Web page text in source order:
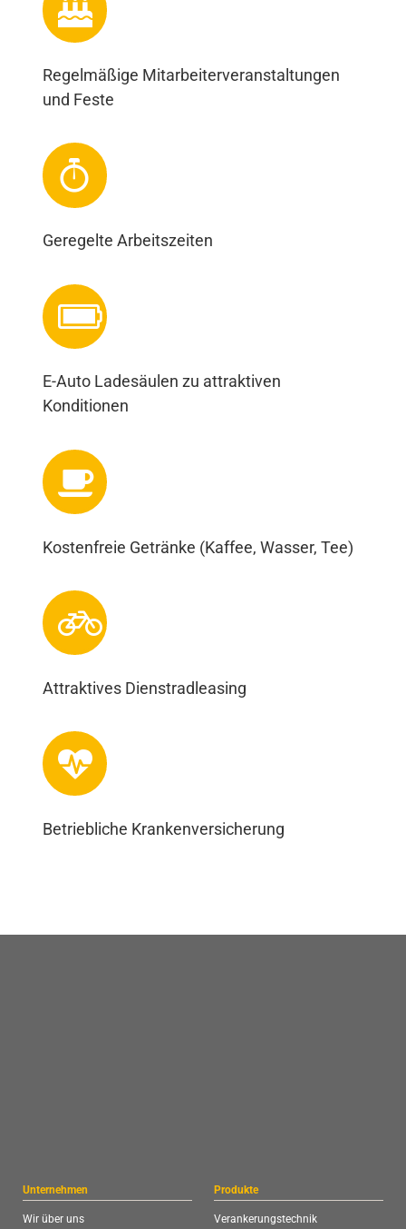
Regelmäßige Mitarbeiterveranstaltungen
und Feste
Geregelte Arbeitszeiten
E-Auto Ladesäulen zu attraktiven
Konditionen
Kostenfreie Getränke (Kaffee, Wasser, Tee)
Attraktives Dienstradleasing
Betriebliche Krankenversicherung
Unternehmen
Wir über uns
Produkte
Verankerungstechnik